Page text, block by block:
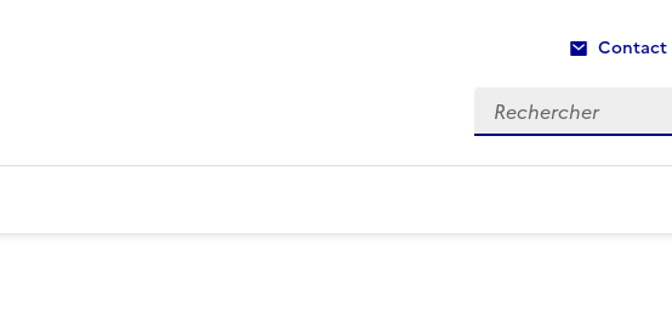
Contact
Rechercher